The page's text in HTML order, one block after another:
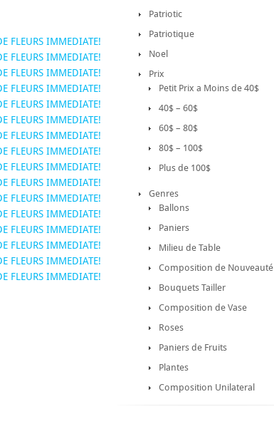
FLEURS IMMEDIATE!
FLEURS IMMEDIATE!
FLEURS IMMEDIATE!
FLEURS IMMEDIATE!
FLEURS IMMEDIATE!
FLEURS IMMEDIATE!
FLEURS IMMEDIATE!
FLEURS IMMEDIATE!
FLEURS IMMEDIATE!
FLEURS IMMEDIATE!
FLEURS IMMEDIATE!
FLEURS IMMEDIATE!
FLEURS IMMEDIATE!
FLEURS IMMEDIATE!
FLEURS IMMEDIATE!
FLEURS IMMEDIATE!
Patriotic
Patriotique
Noel
Prix
Petit Prix a Moins de 40$
40$ – 60$
60$ – 80$
80$ – 100$
Plus de 100$
Genres
Ballons
Paniers
Milieu de Table
Composition de Nouveauté
Bouquets Tailler
Composition de Vase
Roses
Paniers de Fruits
Plantes
Composition Unilateral